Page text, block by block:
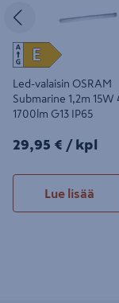
Led-valaisin OSRAM
Submarine 1,2m
1700lm G13 IP65
29,95€/kpl
29,95 € / kpl
Lue lisää